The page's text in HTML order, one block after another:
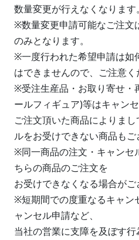
数量変更が行えなくなります。
※数量変更申請可能なご注文
のみとなります。
※一度行われた希望申請は如
はできませんので、ご注意く
※受注生産品・お取り寄せ・
ールフィギュア)等はキャン
ご注文頂いた商品によりま
ルをお受けできない商品もご
※同一商品の注文・キャンセ
ちらの商品のご注文を
お受けできなくなる場合がご
※短期間での度重なるキャン
ャンセル申請など、
当社の営業に支障を及ぼす